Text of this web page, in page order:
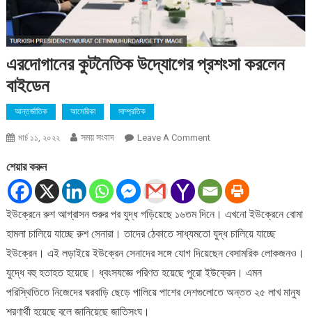
এরদোগানের কুটনৈতিক উদ্যোগের প্রশংসা করলেন
বাইডেন
আন্তর্জাতিক আমেরিকা সাম্প্রতিক
মার্চ ১১, ২০২২ সময় সংবাদ Leave A CommentOn
উদ্যোগের
প্রশংসা
করলেন
বাইডেন
শেয়ার করুন
ইউক্রেনে রুশ আগ্রাসন শুরুর পর যুদ্ধ গড়িয়েছে ১৬তম দিনে। এখনো ইউক্রেনে বোমা
হামলা চালিয়ে যাচ্ছে রুশ সেনারা। তাদের ঠেকাতে সাধ্যমতো যুদ্ধ চালিয়ে যাচ্ছে
ইউক্রেন। এই লড়াইয়ে ইউক্রেন সেনাদের সঙ্গে যোগ দিয়েছেন বেসামরিক লোকজনও।
যুদ্ধে বহু হতাহত হয়েছে। ধ্বংসযজ্ঞে পরিণত হয়েছে পুরো ইউক্রেন। এমন
পরিস্থিতিতে নিজেদের ঘরবাড়ি ছেড়ে পালিয়ে পাশের দেশগুলোতে অন্তত ২৫ লাখ মানুষ
শরণার্থী হয়েছে বলে জানিয়েছে জাতিসংঘ।